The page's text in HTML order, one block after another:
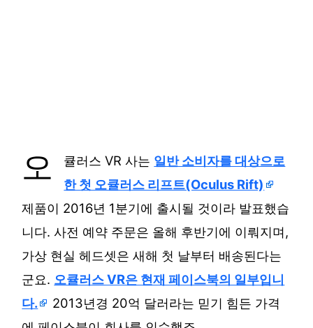
오 큘러스 VR 사는 일반 소비자를 대상으로
한 첫 오큘러스 리프트(Oculus Rift)
제품이 2016년 1분기에 출시될 것이라 발표했습
니다. 사전 예약 주문은 올해 후반기에 이뤄지며,
가상 현실 헤드셋은 새해 첫 날부터 배송된다는
군요. 오큘러스 VR은 현재 페이스북의 일부입니
다.
2013년경 20억 달러라는 믿기 힘든 가격